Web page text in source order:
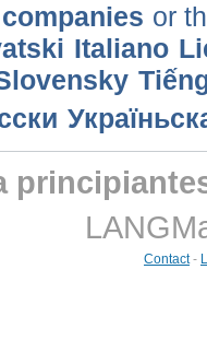
or
Italiano
Contact-